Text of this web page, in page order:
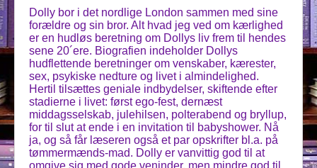
Dolly bor i det nordlige London sammen med sine
forældre og sin bror. Alt hvad jeg ved om kærlighed
er en hudløs beretning om Dollys liv frem til hendes
sene 20´ere. Biografien indeholder Dollys
hudflettende beretninger om venskaber, kærester,
sex, psykiske nedture og livet i almindelighed.
Hertil tilsættes geniale indbydelser, skiftende efter
stadierne i livet: først ego-fest, dernæst
middagsselskab, julehilsen, polterabend og bryllup,
for til slut at ende i en invitation til babyshower. Nå
ja, og så får læseren også et par opskrifter bl.a. på
tømmermænds-mad. Dolly er vanvittig god til at
omgive sig med gode veninder, men mindre god til